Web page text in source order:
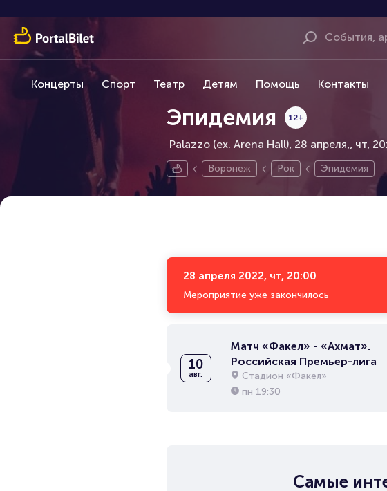
Концерты Спорт Театр Детям Помощь Контакты
Эпидемия
Palazzo (ex. Arena Hall), 28 апреля,
12+
чт,
Воронеж Рок Эпидемия
28 апреля 2022, чт, 20:00
Мероприятие уже закончилось
10
авг.
Матч «Факел» - «Ахмат».
Российская Премьер-лига
Стадион «Факел»
пн 19:30
Самые